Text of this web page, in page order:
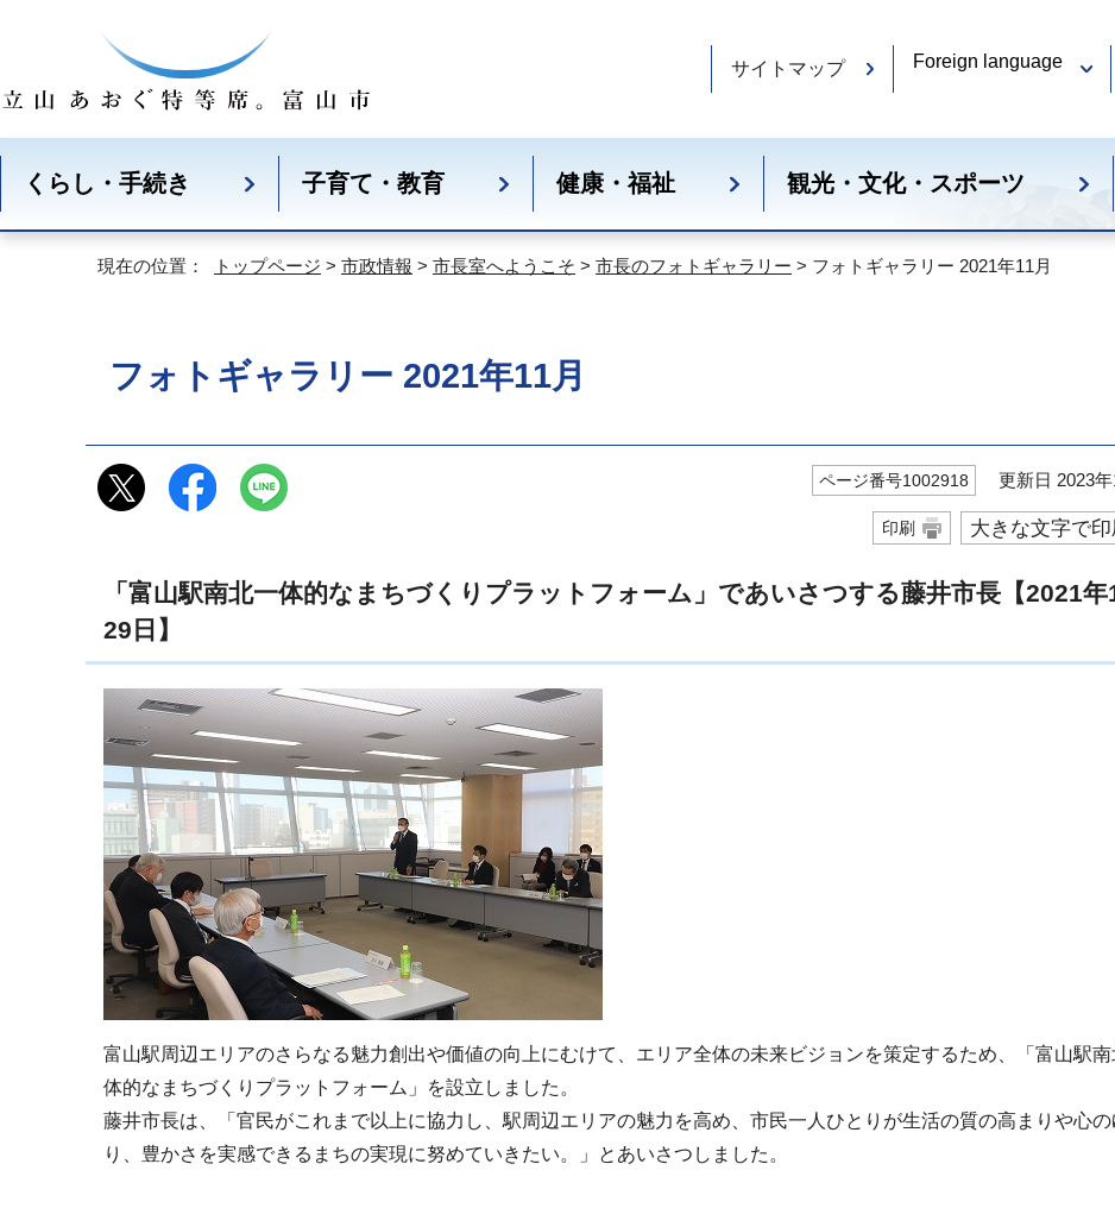
サイトマップ Foreign language
くらし・手続き 子育て・教育 健康・福祉 観光・文化・スポーツ
現在の位置： トップページ > 市政情報 > 市長室へようこそ > 市長のフォトギャラリー > フォトギャラリー 2021年11月
フォトギャラリー 2021年11月
ページ番号1002918 更新日 2023年
印刷 大きな文字で印
「富山駅南北一体的なまちづくりプラットフォーム」であいさつする藤井市長【2021年
29日】
富山駅周辺エリアのさらなる魅力創出や価値の向上にむけて、エリア全体の未来ビジョンを策定するため、「富山駅南
体的なまちづくりプラットフォーム」を設立しました。
藤井市長は、「官民がこれまで以上に協力し、駅周辺エリアの魅力を高め、市民一人ひとりが生活の質の高まりや心の
り、豊かさを実感できるまちの実現に努めていきたい。」とあいさつしました。